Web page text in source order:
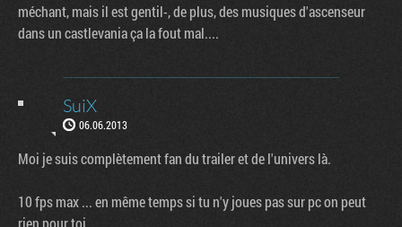
méchant, mais il est gentil-, de plus, des musiques d'ascenseur
dans un castlevania ça la fout mal....
SuiX
06.06.2013
Moi je suis complètement fan du trailer et de l'univers là.
10 fps max ... en même temps si tu n'y joues pas sur pc on peut
rien pour toi...